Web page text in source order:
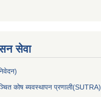
सेवा
कोष ब्यवस्थापन प्रणाली(SUTRA)